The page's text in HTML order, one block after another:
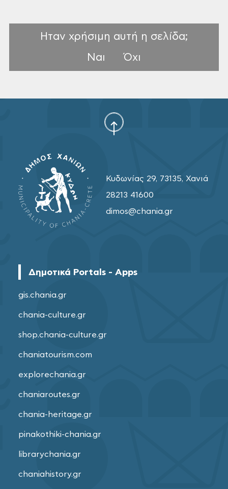
Ηταν χρήσιμη αυτή η σελίδα;
Ναι
Όχι
Κυδωνίας 29, 73135, Χανιά
28213 41600
dimos@chania.gr
Δημοτικά Portals - Apps
gis.chania.gr
chania-culture.gr
shop.chania-culture.gr
chaniatourism.com
explorechania.gr
chaniaroutes.gr
chania-heritage.gr
pinakothiki-chania.gr
librarychania.gr
chaniahistory.gr